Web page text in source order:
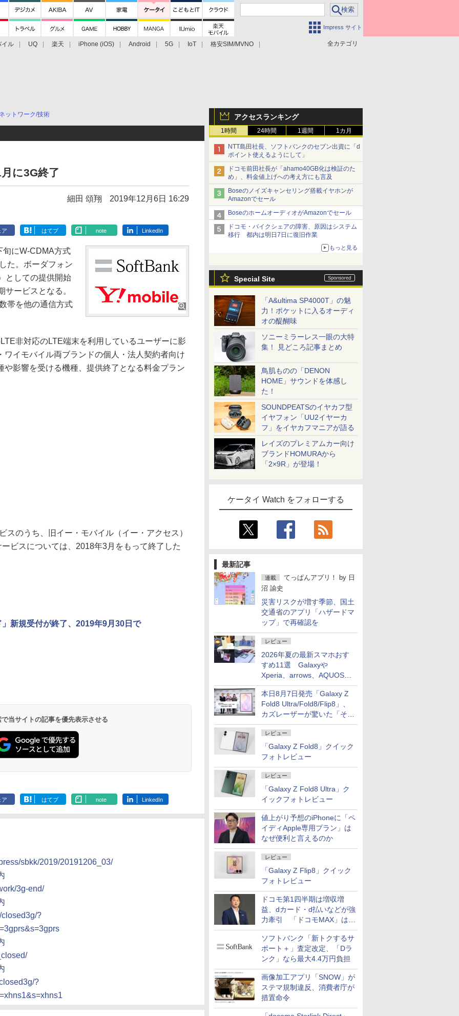
Impress サイト
全カテゴリ
イル UQ 楽天 iPhone (iOS) Android 5G IoT
格安SIM/MVNO
アクセスランキング
1時間 24時間 1週間 1カ月
NTT島田社長、ソフトバンクのセブン出資に「d
ポイント使えるようにして」
ドコモ前田社長が「ahamo40GB化は検証のた
め」、料金値上げへの考え方にも言及
Boseのノイズキャンセリング搭載イヤホンが
Amazonでセール
BoseのホームオーディオがAmazonでセール
ドコモ・バイクシェアの障害、原因はシステム
移行 都内は明日7日に復旧作業
もっと見る
Special Site
「A&ultima SP4000T」の魅
力！ポケットに入るオーディ
オの醍醐味
ソニーミラーレス一眼の大特
集！ 見どころ記事まとめ
鳥肌ものの「DENON
HOME」サウンドを体感し
た！
SOUNDPEATSのイヤカフ型
イヤフォン「UU2イヤーカ
フ」をイヤカフマニアが語る
レイズのプレミアムカー向け
ブランドHOMURAから
「2×9R」が登場！
ケータイ Watch をフォローする
最新記事
連載 てっぱんアプリ！ by 日
沼 諭史
災害リスクが増す季節、国土
交通省のアプリ「ハザードマ
ップ」で再確認を
レビュー
2026年夏の最新スマホおす
すめ11選 Galaxyや
Xperia、arrows、AQUOSな
ど注目機種の特徴は
本日8月7日発売「Galaxy Z
Fold8 Ultra/Fold8/Flip8」、
カズレーザーが驚いた「そば
屋のメニュー並みの薄さ」
レビュー
「Galaxy Z Fold8」クイック
フォトレビュー
レビュー
「Galaxy Z Fold8 Ultra」ク
イックフォトレビュー
値上がり予想のiPhoneに「ペ
イディApple専用プラン」は
なぜ便利と言えるのか
レビュー
「Galaxy Z Flip8」クイック
フォトレビュー
ドコモ第1四半期は増収増
益、dカード・d払いなどが強
力牽引 「ドコモMAX」は
400万契約突破
ソフトバンク「新トクするサ
ポート＋」査定改定、「Dラ
ンク」なら最大4.4万円負担
画像加工アプリ「SNOW」が
ステマ規制違反、消費者庁が
措置命令
ットワーク/技術
に3G終了
細田 頌翔 2019年12月6日 16:29
ア はてブ note LinkedIn
にW-CDMA方式
た。ボーダフォン
としての提供開始
ービスとなる。
帯を他の通信方式
非対応のLTE端末を利用しているユーザーに影
ワイモバイル両ブランドの個人・法人契約者向け
や影響を受ける機種、提供終了となる料金プラン
のうち、旧イー・モバイル（イー・アクセス）
ビスについては、2018年3月をもって終了した
新規受付が終了、2019年9月30日で
当サイトの記事を優先表示させる
ア はてブ note LinkedIn
sbkk/2019/20191206_03/
3g-end/
?
?